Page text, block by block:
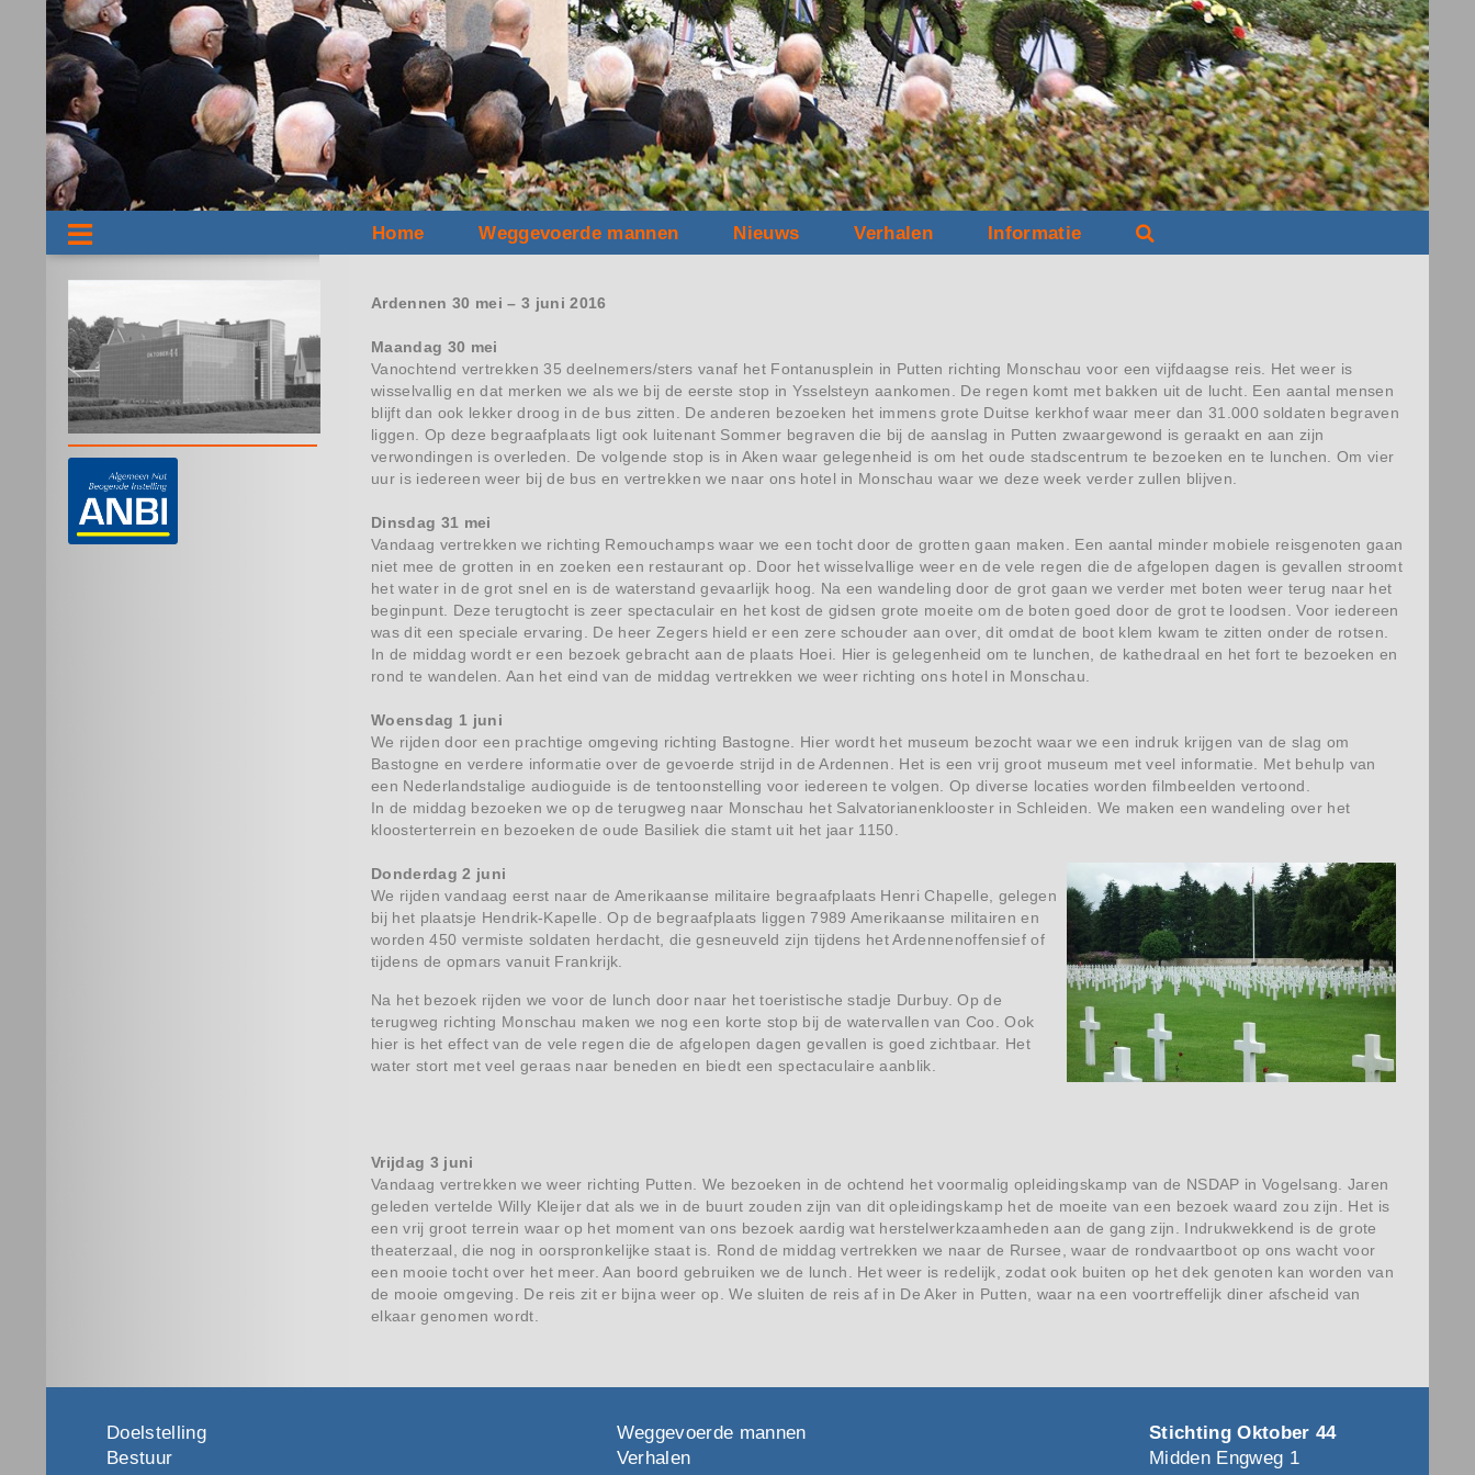
Home Weggevoerde mannen Nieuws Verhalen Informatie
Ardennen 30 mei – 3 juni 2016
Maandag 30 mei
Vanochtend vertrekken 35 deelnemers/sters vanaf het Fontanusplein in Putten richting Monschau voor een vijfdaagse reis. Het weer is
wisselvallig en dat merken we als we bij de eerste stop in Ysselsteyn aankomen. De regen komt met bakken uit de lucht. Een aantal mensen
blijft dan ook lekker droog in de bus zitten. De anderen bezoeken het immens grote Duitse kerkhof waar meer dan 31.000 soldaten begraven
liggen. Op deze begraafplaats ligt ook luitenant Sommer begraven die bij de aanslag in Putten zwaargewond is geraakt en aan zijn
verwondingen is overleden. De volgende stop is in Aken waar gelegenheid is om het oude stadscentrum te bezoeken en te lunchen. Om vier
uur is iedereen weer bij de bus en vertrekken we naar ons hotel in Monschau waar we deze week verder zullen blijven.
Dinsdag 31 mei
Vandaag vertrekken we richting Remouchamps waar we een tocht door de grotten gaan maken. Een aantal minder mobiele reisgenoten gaan
niet mee de grotten in en zoeken een restaurant op. Door het wisselvallige weer en de vele regen die de afgelopen dagen is gevallen stroomt
het water in de grot snel en is de waterstand gevaarlijk hoog. Na een wandeling door de grot gaan we verder met boten weer terug naar het
beginpunt. Deze terugtocht is zeer spectaculair en het kost de gidsen grote moeite om de boten goed door de grot te loodsen. Voor iedereen
was dit een speciale ervaring. De heer Zegers hield er een zere schouder aan over, dit omdat de boot klem kwam te zitten onder de rotsen.
In de middag wordt er een bezoek gebracht aan de plaats Hoei. Hier is gelegenheid om te lunchen, de kathedraal en het fort te bezoeken en
rond te wandelen. Aan het eind van de middag vertrekken we weer richting ons hotel in Monschau.
Woensdag 1 juni
We rijden door een prachtige omgeving richting Bastogne. Hier wordt het museum bezocht waar we een indruk krijgen van de slag om
Bastogne en verdere informatie over de gevoerde strijd in de Ardennen. Het is een vrij groot museum met veel informatie. Met behulp van
een Nederlandstalige audioguide is de tentoonstelling voor iedereen te volgen. Op diverse locaties worden filmbeelden vertoond.
In de middag bezoeken we op de terugweg naar Monschau het Salvatorianenklooster in Schleiden. We maken een wandeling over het
kloosterterrein en bezoeken de oude Basiliek die stamt uit het jaar 1150.
Donderdag 2 juni
We rijden vandaag eerst naar de Amerikaanse militaire begraafplaats Henri Chapelle, gelegen
bij het plaatsje Hendrik-Kapelle. Op de begraafplaats liggen 7989 Amerikaanse militairen en
worden 450 vermiste soldaten herdacht, die gesneuveld zijn tijdens het Ardennenoffensief of
tijdens de opmars vanuit Frankrijk.
Na het bezoek rijden we voor de lunch door naar het toeristische stadje Durbuy. Op de
terugweg richting Monschau maken we nog een korte stop bij de watervallen van Coo. Ook
hier is het effect van de vele regen die de afgelopen dagen gevallen is goed zichtbaar. Het
water stort met veel geraas naar beneden en biedt een spectaculaire aanblik.
Vrijdag 3 juni
Vandaag vertrekken we weer richting Putten. We bezoeken in de ochtend het voormalig opleidingskamp van de NSDAP in Vogelsang. Jaren
geleden vertelde Willy Kleijer dat als we in de buurt zouden zijn van dit opleidingskamp het de moeite van een bezoek waard zou zijn. Het is
een vrij groot terrein waar op het moment van ons bezoek aardig wat herstelwerkzaamheden aan de gang zijn. Indrukwekkend is de grote
theaterzaal, die nog in oorspronkelijke staat is. Rond de middag vertrekken we naar de Rursee, waar de rondvaartboot op ons wacht voor
een mooie tocht over het meer. Aan boord gebruiken we de lunch. Het weer is redelijk, zodat ook buiten op het dek genoten kan worden van
de mooie omgeving. De reis zit er bijna weer op. We sluiten de reis af in De Aker in Putten, waar na een voortreffelijk diner afscheid van
elkaar genomen wordt.
Doelstelling
Bestuur
Weggevoerde mannen
Verhalen
Stichting Oktober 44
Midden Engweg 1